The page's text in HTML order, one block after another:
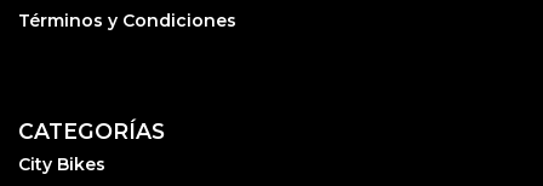
Términos y Condiciones
CATEGORÍAS
City Bikes